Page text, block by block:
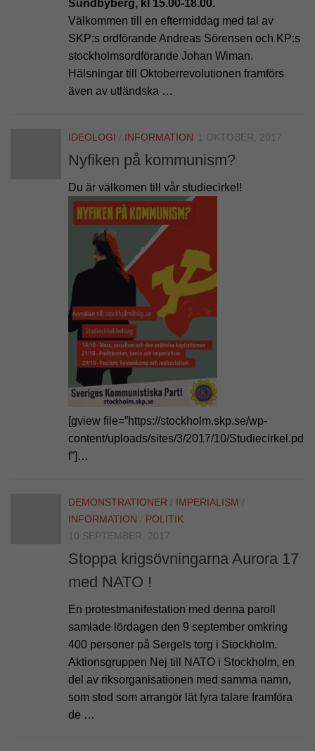
Sundbyberg, kl 15.00-18.00.
Välkommen till en eftermiddag med tal av
SKP:s ordförande Andreas Sörensen och KP:s
stockholmsordförande Johan Wiman.
Hälsningar till Oktoberrevolutionen framförs
även av utländska …
IDEOLOGI / INFORMATION 1 OKTOBER, 2017
Nyfiken på kommunism?
Du är välkomen till vår studiecirkel!
[gview file=”https://stockholm.skp.se/wp-
content/uploads/sites/3/2017/10/Studiecirkel.pd
f”]…
DEMONSTRATIONER / IMPERIALISM /
INFORMATION / POLITIK
10 SEPTEMBER, 2017
Stoppa krigsövningarna Aurora 17
med NATO !
En protestmanifestation med denna paroll
samlade lördagen den 9 september omkring
400 personer på Sergels torg i Stockholm.
Aktionsgruppen Nej till NATO i Stockholm, en
del av riksorganisationen med samma namn,
som stod som arrangör lät fyra talare framföra
de …